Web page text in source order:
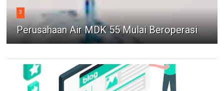
3
Perusahaan Air MDK 55 Mulai Beroperasi